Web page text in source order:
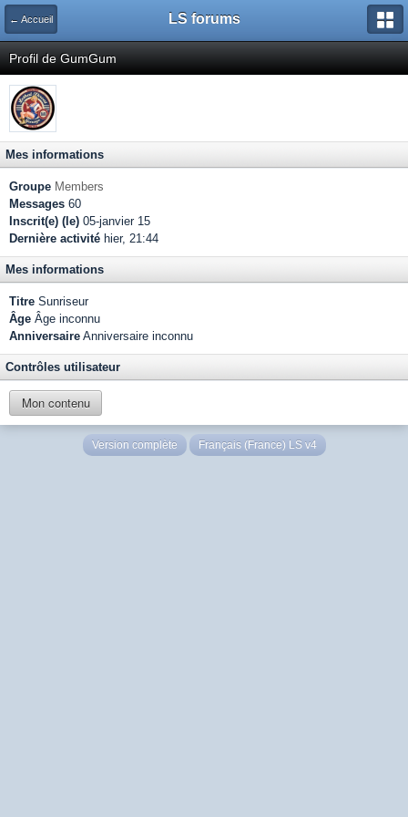
← Accueil LS forums
Profil de GumGum
Mes informations
Groupe Members
Messages 60
Inscrit(e) (le) 05-janvier 15
Dernière activité hier, 21:44
Mes informations
Titre Sunriseur
Âge Âge inconnu
Anniversaire Anniversaire inconnu
Contrôles utilisateur
Mon contenu
Version complète Français (France) LS v4